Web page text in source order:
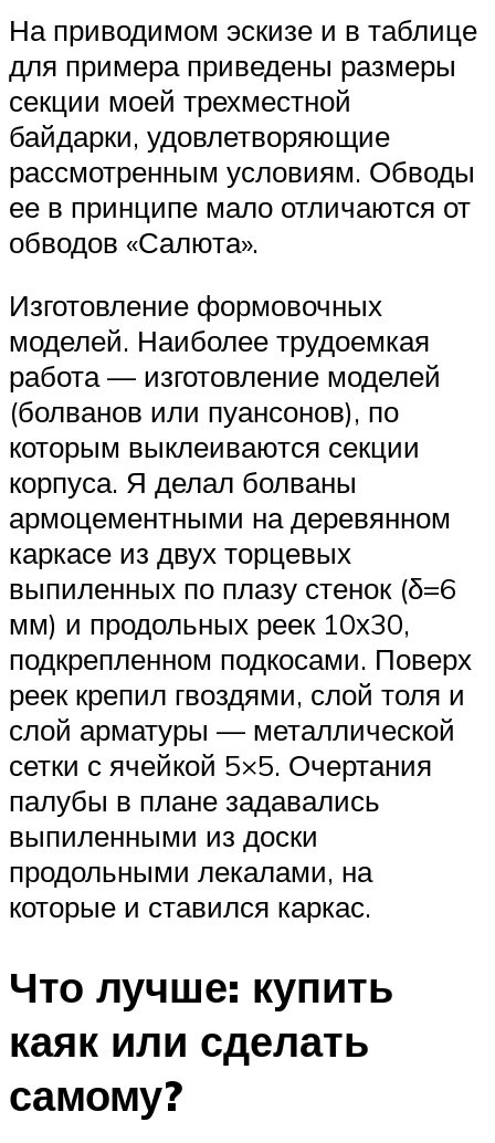
На приводимом эскизе и в таблице
для примера приведены размеры
секции моей трехместной
байдарки, удовлетворяющие
рассмотренным условиям. Обводы
ее в принципе мало отличаются от
обводов «Салюта».
Изготовление формовочных
моделей. Наиболее трудоемкая
работа — изготовление моделей
(болванов или пуансонов), по
которым выклеиваются секции
корпуса. Я делал болваны
армоцементными на деревянном
каркасе из двух торцевых
выпиленных по плазу стенок (δ=6
мм) и продольных реек 10х30,
подкрепленном подкосами. Поверх
реек крепил гвоздями, слой толя и
слой арматуры — металлической
сетки с ячейкой 5×5. Очертания
палубы в плане задавались
выпиленными из доски
продольными лекалами, на
которые и ставился каркас.
Что лучше: купить
каяк или сделать
самому?